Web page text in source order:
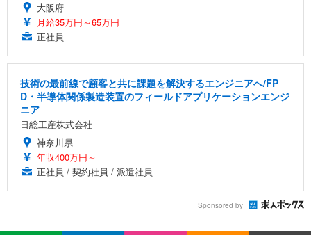
大阪府
月給35万円～65万円
正社員
技術の最前線で顧客と共に課題を解決するエンジニアへ/FP
D・半導体関係製造装置のフィールドアプリケーションエンジ
ニア
日総工産株式会社
神奈川県
年収400万円～
正社員 / 契約社員 / 派遣社員
Sponsored by